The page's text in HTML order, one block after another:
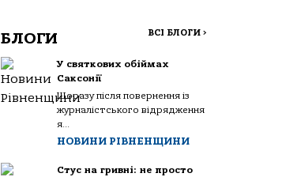
БЛОГИ ВСІ БЛОГИ >
У святкових обіймах
Саксонії
Щоразу після повернення із
журналістського відрядження
я...
НОВИНИ РІВНЕНЩИНИ
Стус на гривні: не просто